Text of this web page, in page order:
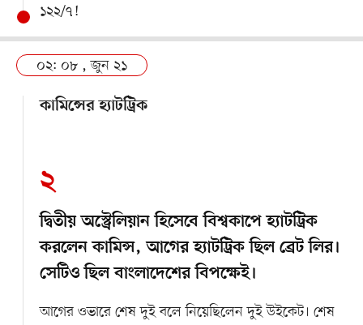
১২২/৭!
০২: ০৮ , জুন ২১
কামিন্সের হ্যাটট্রিক
২
দ্বিতীয় অস্ট্রেলিয়ান হিসেবে বিশ্বকাপে হ্যাটট্রিক
করলেন কামিন্স, আগের হ্যাটট্রিক ছিল ব্রেট লির।
সেটিও ছিল বাংলাদেশের বিপক্ষেই।
আগের ওভারে শেষ দুই বলে নিয়েছিলেন দুই উইকেট। শেষ